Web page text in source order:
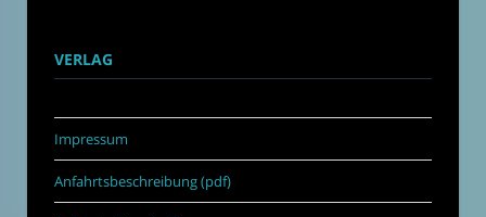
VERLAG
Impressum
Anfahrtsbeschreibung (pdf)